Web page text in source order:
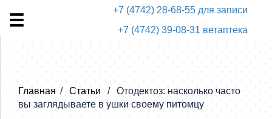
+7 (4742) 28-68-55 для записи
+7 (4742) 39-08-31 ветаптека
Главная Статьи
Отодектоз: насколько часто
вы заглядываете в ушки своему питомцу